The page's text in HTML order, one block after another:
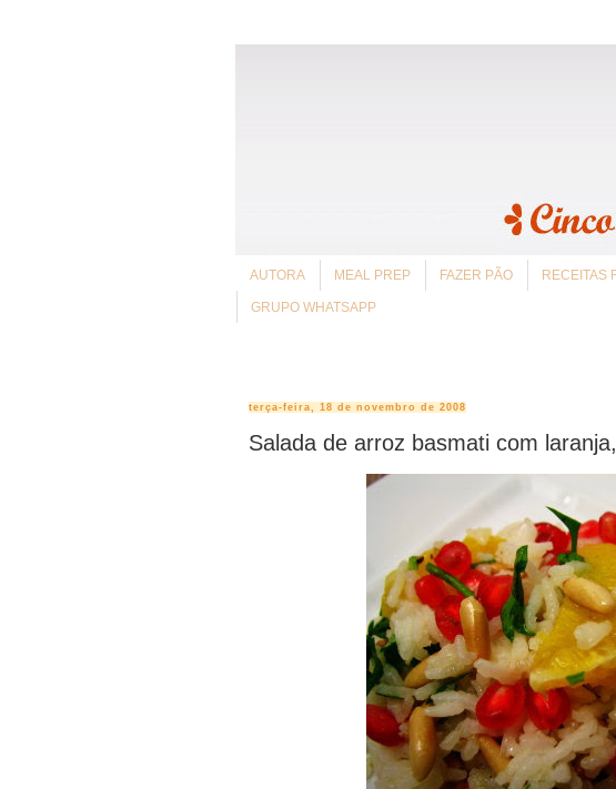
AUTORA MEAL PREP FAZER PÃO RECEITAS
GRUPO WHATSAPP
terça-feira, 18 de novembro de 2008
Salada de arroz basmati com